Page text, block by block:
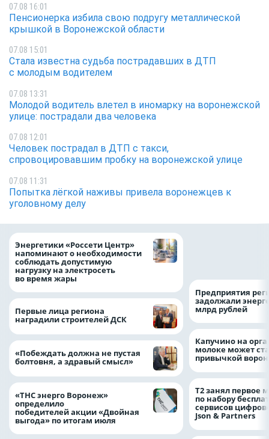
07.08 16:01
Пенсионерка избила свою подругу металлической
крышкой в Воронежской области
07.08 15:01
Стала известна судьба пострадавших в ДТП
с молодым водителем
07.08 13:31
Молодой водитель влетел в иномарку на воронежской
улице: пострадали два человека
07.08 12:01
Человек пострадал в ДТП с такси,
спровоцировавшим пробку на воронежской улице
07.08 11:31
Попытка лёгкой наживы привела воронежцев к
уголовному делу
Энергетики «Россети Центр»
напоминают о необходимости
соблюдать допустимую
нагрузку на электросеть
во время жары
Первые лица региона
наградили строителей ДСК
«Побеждать должна не пустая
болтовня, а здравый смысл»
«ТНС энерго Воронеж»
определило
победителей акции «Двойная
выгода» по итогам июля
Предприятия
задолжали
млрд рублей
Капучино на
молоке может
привычкой
Т2 занял первое
по набору
сервисов
Json & Partners